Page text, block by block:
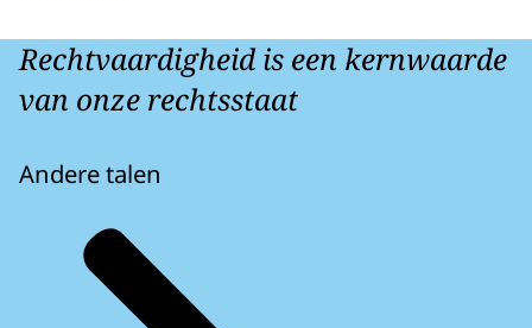
Rechtvaardigheid is een kernwaarde
van onze rechtsstaat
Andere talen